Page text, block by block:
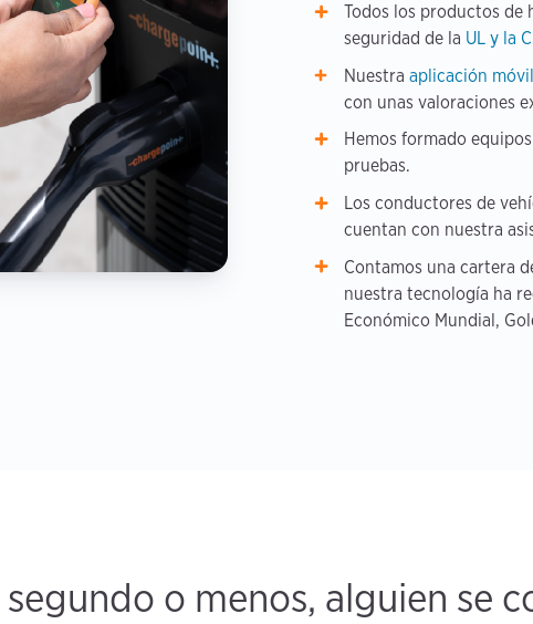
Todos los productos de
seguridad de la UL y la
Nuestraaplicación móvil
con unas valoraciones
Hemos formado
pruebas.
Los conductores de
cuentan con nuestra
Contamos una cartera
nuestra tecnología ha
Económico Mundial,
segundo o menos, alguien se